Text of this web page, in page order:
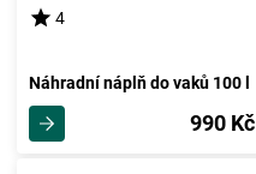
4
Náhradní náplň do vaků 100 l
990 Kč